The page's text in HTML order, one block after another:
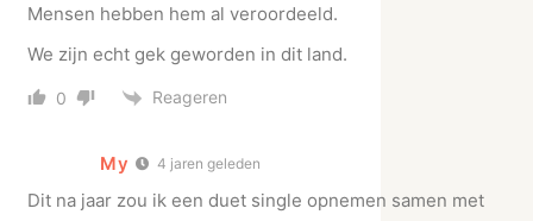
Mensen hebben hem al veroordeeld.
We zijn echt gek geworden in dit land.
0 Reageren
My 4 jaren geleden
Dit na jaar zou ik een duet single opnemen samen met